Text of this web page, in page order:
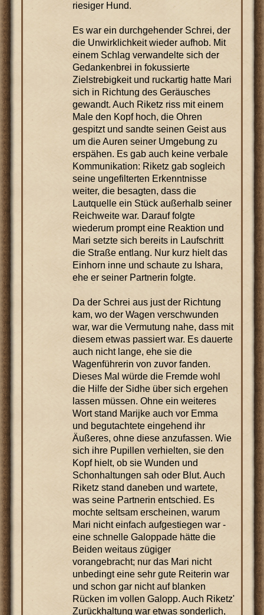
riesiger Hund.
Es war ein durchgehender Schrei, der
die Unwirklichkeit wieder aufhob. Mit
einem Schlag verwandelte sich der
Gedankenbrei in fokussierte
Zielstrebigkeit und ruckartig hatte Mari
sich in Richtung des Geräusches
gewandt. Auch Riketz riss mit einem
Male den Kopf hoch, die Ohren
gespitzt und sandte seinen Geist aus
um die Auren seiner Umgebung zu
erspähen. Es gab auch keine verbale
Kommunikation: Riketz gab sogleich
seine ungefilterten Erkenntnisse
weiter, die besagten, dass die
Lautquelle ein Stück außerhalb seiner
Reichweite war. Darauf folgte
wiederum prompt eine Reaktion und
Mari setzte sich bereits in Laufschritt
die Straße entlang. Nur kurz hielt das
Einhorn inne und schaute zu Ishara,
ehe er seiner Partnerin folgte.
Da der Schrei aus just der Richtung
kam, wo der Wagen verschwunden
war, war die Vermutung nahe, dass mit
diesem etwas passiert war. Es dauerte
auch nicht lange, ehe sie die
Wagenführerin von zuvor fanden.
Dieses Mal würde die Fremde wohl
die Hilfe der Sidhe über sich ergehen
lassen müssen. Ohne ein weiteres
Wort stand Marijke auch vor Emma
und begutachtete eingehend ihr
Äußeres, ohne diese anzufassen. Wie
sich ihre Pupillen verhielten, sie den
Kopf hielt, ob sie Wunden und
Schonhaltungen sah oder Blut. Auch
Riketz stand daneben und wartete,
was seine Partnerin entschied. Es
mochte seltsam erscheinen, warum
Mari nicht einfach aufgestiegen war -
eine schnelle Galoppade hätte die
Beiden weitaus zügiger
vorangebracht; nur das Mari nicht
unbedingt eine sehr gute Reiterin war
und schon gar nicht auf blanken
Rücken im vollen Galopp. Auch Riketz'
Zurückhaltung war etwas sonderlich,